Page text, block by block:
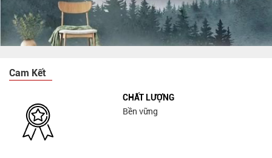
Cam Kết
CHẤT LƯỢNG
Bền vững